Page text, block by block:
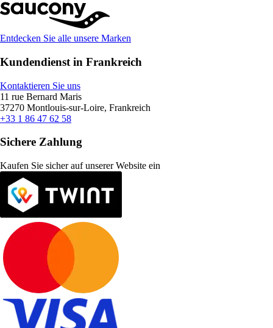
Entdecken Sie alle unsere Marken
Kundendienst in Frankreich
Kontaktieren Sie uns
11 rue Bernard Maris
37270 Montlouis-sur-Loire, Frankreich
+33 1 86 47 62 58
Sichere Zahlung
Kaufen Sie sicher auf unserer Website ein